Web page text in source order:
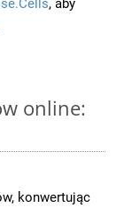
, aby
online:
konwertując